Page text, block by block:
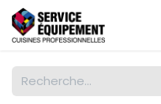
Se rendre au contenu